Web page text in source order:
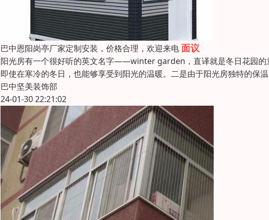
巴中恩阳岗亭厂家定制安装，价格合理，欢迎来电面议
阳光房有一个很好听的英文名字——winter garden，直译就是冬日花园的
即使在寒冷的冬日，也能够享受到阳光的温暖。二是由于阳光房独特的保
巴中坚美装饰部
24-01-30 22:21:02